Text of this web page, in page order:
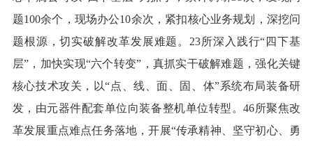
题100余个，现场办公10余次，紧扣核心业务规划，深挖问
题根源，切实破解改革发展难题。23所深入践行“四下基
层”，加快实现“六个转变”，真抓实干破解难题，强化关键
核心技术攻关，以“点、线、面、固、体”系统布局装备研
发，由元器件配套单位向装备整机单位转型。46所聚焦改
革发展重点难点任务落地，开展“传承精神、坚守初心、勇